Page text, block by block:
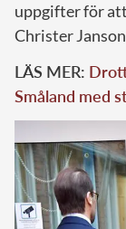
uppgifter för
Christer
LÄS MER:
Småland med